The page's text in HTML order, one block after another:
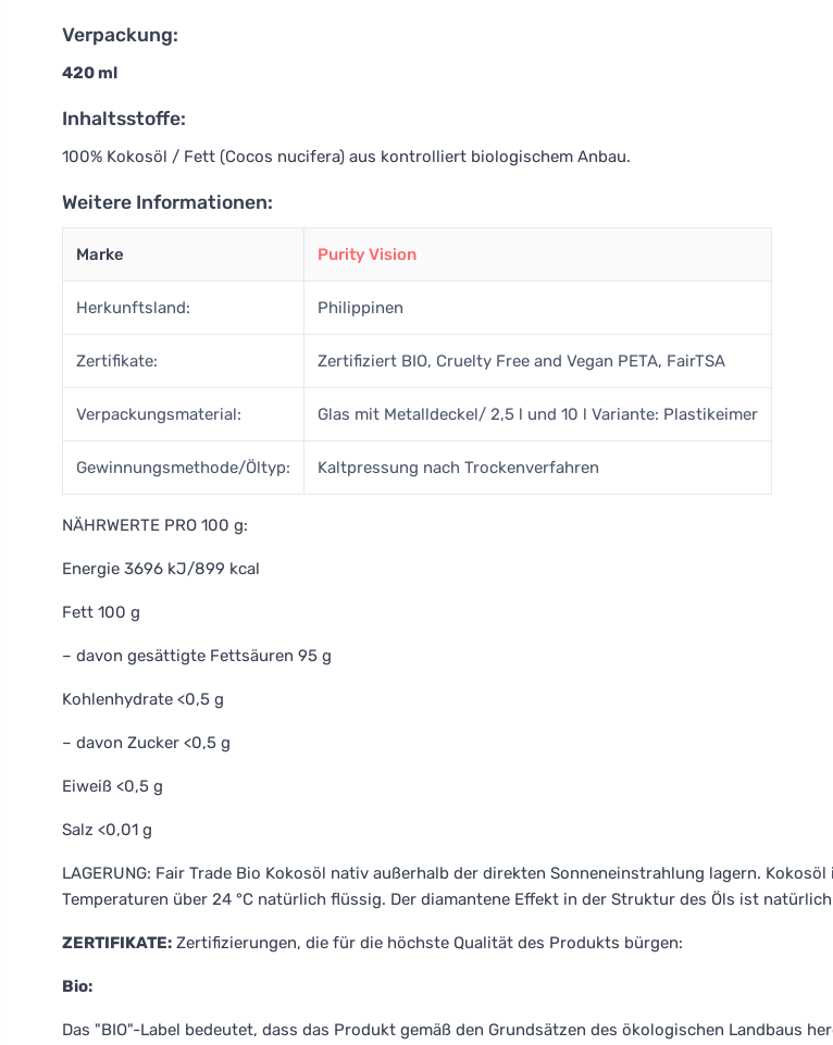
Verpackung:
420 ml
Inhaltsstoffe:
100% Kokosöl / Fett (Cocos nucifera) aus kontrolliert biologischem Anbau.
Weitere Informationen:
Marke Purity Vision
Herkunftsland: Philippinen
Zertifikate: Zertifiziert BIO, Cruelty Free and Vegan PETA, FairTSA
Verpackungsmaterial: Glas mit Metalldeckel/ 2,5 l und 10 l Variante: Plastikeimer
Gewinnungsmethode/Öltyp: Kaltpressung nach Trockenverfahren
NÄHRWERTE PRO 100 g:
Energie 3696 kJ/899 kcal
Fett 100 g
– davon gesättigte Fettsäuren 95 g
Kohlenhydrate <0,5 g
– davon Zucker <0,5 g
Eiweiß <0,5 g
Salz <0,01 g
LAGERUNG: Fair Trade Bio Kokosöl nativ außerhalb der direkten Sonneneinstrahlung lagern. Kokosöl
Temperaturen über 24 °C natürlich flüssig. Der diamantene Effekt in der Struktur des Öls ist
ZERTIFIKATE: Zertifizierungen, die für die höchste Qualität des Produkts bürgen:
Bio:
Das "BIO"-Label bedeutet, dass das Produkt gemäß den Grundsätzen des ökologischen Landbaus